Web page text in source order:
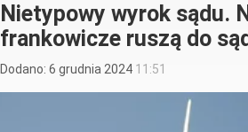
Nietypowy wyrok sądu.
frankowicze ruszą do
Dodano: 6 grudnia 2024 11:51